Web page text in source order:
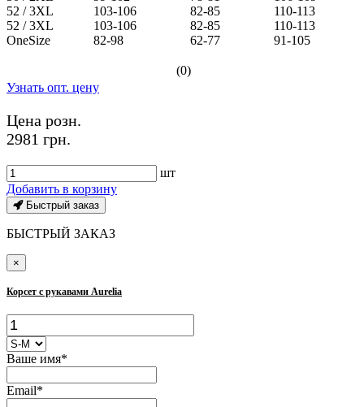
52 / 3XL
103-106 82-85
110-113
52 / 3XL
103-106 82-85
110-113
OneSize
82-98 62-77 91-105
(0)
Узнать опт. цену
Цена розн.
2981 грн.
шт
Добавить в корзину
Быстрый заказ
БЫСТРЫЙ ЗАКАЗ
×
Корсет с рукавами Aurelia
Ваше имя*
Email*